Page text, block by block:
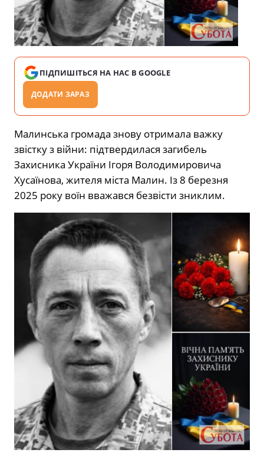
ПІДПИШІТЬСЯ НА НАС В GOOGLE
ДОДАТИ ЗАРАЗ
Малинська громада знову отримала важку
звістку з війни: підтвердилася загибель
Захисника України Ігоря Володимировича
Хусаїнова, жителя міста Малин. Із 8 березня
2025 року воїн вважався безвісти зниклим.